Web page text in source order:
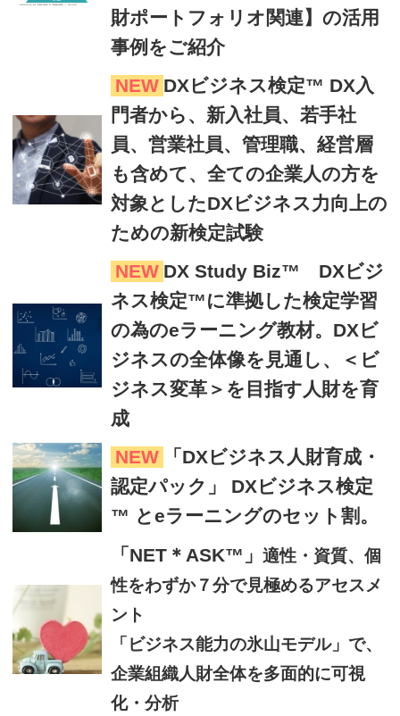
財ポートフォリオ関連】の活用
事例をご紹介
NEW DXビジネス検定™ DX入
門者から、新入社員、若手社
員、営業社員、管理職、経営層
も含めて、全ての企業人の方を
対象としたDXビジネス力向上の
ための新検定試験
NEW DX Study Biz™ DXビジ
ネス検定™に準拠した検定学習
の為のeラーニング教材。DXビ
ジネスの全体像を見通し、＜ビ
ジネス変革＞を目指す人財を育
成
NEW
「DXビジネス人財育成・
認定パック」 DXビジネス検定
™ とeラーニングのセット割。
「NET＊ASK™」 適性・資質、個
性をわずか７分で見極めるアセスメ
ント
「ビジネス能力の氷山モデル」で、
企業組織人財全体を多面的に可視
化・分析